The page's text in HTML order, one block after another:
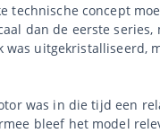
technische concept
dan de eerste
uitgekristalliseerd,
was in die tijd een
bleef het model